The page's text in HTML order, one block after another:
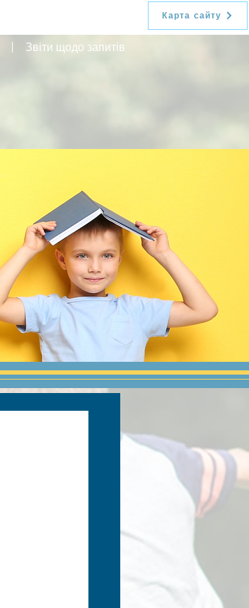
Карта сайту
Звіти щодо запитів